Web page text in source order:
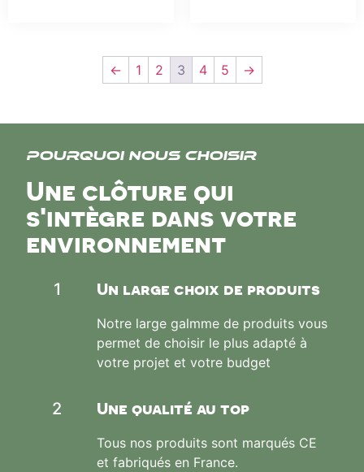
← 1 2 3 4 5 →
Pourquoi nous choisir
Une clôture qui
s'intègre dans votre
environnement
1 Un large choix de produits
Notre large galmme de produits vous
permet de choisir le plus adapté à
votre projet et votre budget
2 Une qualité au top
Tous nos produits sont marqués CE
et fabriqués en France.